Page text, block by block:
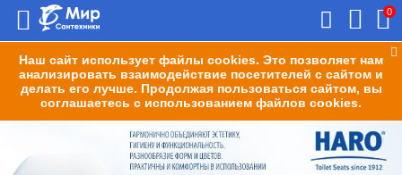
Наш сайт использует файлы cookies. Это позволяет нам
анализировать взаимодействие посетителей с сайтом и
делать его лучше. Продолжая пользоваться сайтом, вы
соглашаетесь с использованием файлов cookies.
0